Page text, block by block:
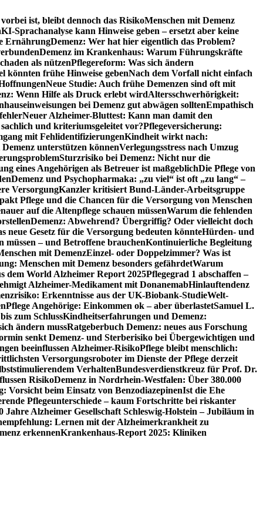
ist, bleibt dennoch das RisikoMenschen mit Demenz
KI-Sprachanalyse kann Hinweise geben – ersetzt aber keine
ErnährungDemenz: Wer hat hier eigentlich das Problem?
Demenz im Krankenhaus: Warum Führungskräfte
als nützenPflegereform: Was sich ändern
könnten frühe Hinweise gebenNach dem Vorfall nicht einfach
Neue Studie: Auch frühe Demenzen sind oft mit
Wenn Hilfe als Druck erlebt wirdAltersschwerhörigkeit:
bei Demenz gut abwägen solltenEmpathisch
Neuer Alzheimer-Bluttest: Kann man damit den
und kriteriumsgeleitet vor?Pflegeversicherung:
mit FehlidentifizierungenKindheit wirkt nach:
unterstützen könnenVerlegungsstress nach Umzug
Sturzrisiko bei Demenz: Nicht nur die
eines Angehörigen als Betreuer ist maßgeblichDie Pflege von
Demenz und Psychopharmaka: „zu viel“ ist oft „zu lang“ –
VersorgungKanzler kritisiert Bund-Länder-Arbeitsgruppe
Pflege und die Chancen für die Versorgung von Menschen
auf die Altenpflege schauen müssenWarum die fehlenden
Demenz: Abwehrend? Übergriffig? Oder vielleicht doch
neue Gesetz für die Versorgung bedeuten könnteHürden- und
– und Betroffene brauchenKontinuierliche Begleitung
mit DemenzEinzel- oder Doppelzimmer? Was ist
Menschen mit Demenz besonders gefährdetWarum
dem World Alzheimer Report 2025Pflegegrad 1 abschaffen –
Alzheimer-Medikament mit DonanemabHinlauftendenz
Erkenntnisse aus der UK-Biobank-StudieWelt-
Pflege Angehörige: Einkommen ok – aber überlastetSamuel L.
zum SchlussKindheitserfahrungen und Demenz:
ändern mussRatgeberbuch Demenz: neues aus Forschung
senkt Demenz- und Sterberisiko bei Übergewichtigen und
beeinflussen Alzheimer-RisikoPflege bleibt menschlich:
Versorgungsroboter im Dienste der Pflege derzeit
VerhaltenBundesverdienstkreuz für Prof. Dr.
RisikoDemenz in Nordrhein-Westfalen: Über 380.000
Vorsicht beim Einsatz von BenzodiazepinenIst die Ehe
Pflegeunterschiede – kaum Fortschritte bei riskanter
Jahre Alzheimer Gesellschaft Schleswig-Holstein – Jubiläum in
Lernen mit der Alzheimerkrankheit zu
erkennenKrankenhaus-Report 2025: Kliniken